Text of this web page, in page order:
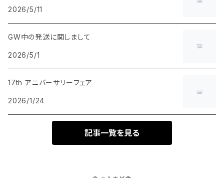
2026/5/11
GW中の発送に関しまして
2026/5/1
17th アニバーサリーフェア
2026/1/24
記事一覧を見る